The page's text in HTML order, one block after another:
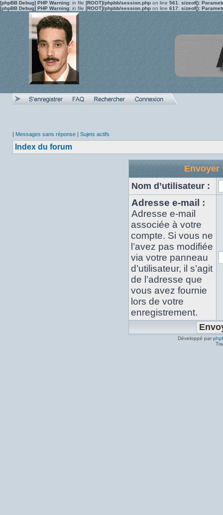
[phpBB Debug] PHP Warning: in file [ROOT]/phpbb/session.php on line 561 : sizeof():
[phpBB Debug] PHP Warning: in file [ROOT]/phpbb/session.php on line 617: sizeof():
| Messages sans réponse | Sujets actifs
Index du forum
Envoyer
Nom d’utilisateur :
Adresse e-mail :
Adresse e-mail
associée à votre
compte. Si vous ne
l’avez pas modifiée
via votre panneau
d’utilisateur, il s’agit
de l’adresse que
vous avez fournie
lors de votre
enregistrement.
Développé par